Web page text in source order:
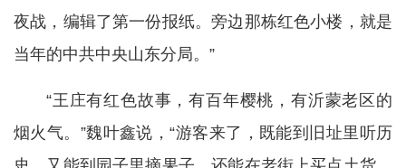
夜战，编辑了第一份报纸。旁边那栋红色小楼，就是
当年的中共中央山东分局。”
“王庄有红色故事，有百年樱桃，有沂蒙老区的
烟火气。”魏叶鑫说，“游客来了，既能到旧址里听历